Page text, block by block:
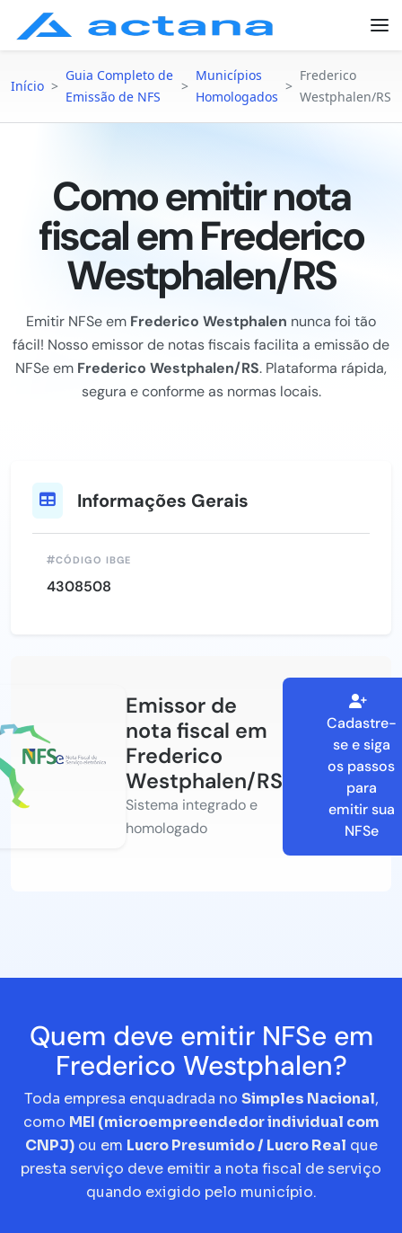
Início >
Guia Completo de
Emissão de NFS
>
Municípios
Homologados
>
Frederico
Westphalen/RS
Como emitir nota
fiscal em Frederico
Westphalen/RS
Emitir NFSe em Frederico Westphalen nunca foi tão
fácil! Nosso emissor de notas fiscais facilita a emissão de
NFSe em Frederico Westphalen/RS. Plataforma rápida,
segura e conforme as normas locais.
Informações Gerais
CÓDIGO IBGE
4308508
Emissor de
nota fiscal em
Frederico
Westphalen/RS
Sistema integrado e
homologado
Cadastre-
se e siga
os passos
para
emitir sua
NFSe
Quem deve emitir NFSe em
Frederico Westphalen?
Toda empresa enquadrada no Simples Nacional,
como MEI (microempreendedor individual com
CNPJ)ou em Lucro Presumido / Lucro Real que
presta serviço deve emitir a nota fiscal de serviço
quando exigido pelo município.